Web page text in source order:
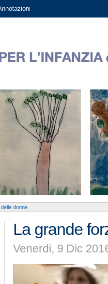
donne
La grande
Venerdi, 9 Dic